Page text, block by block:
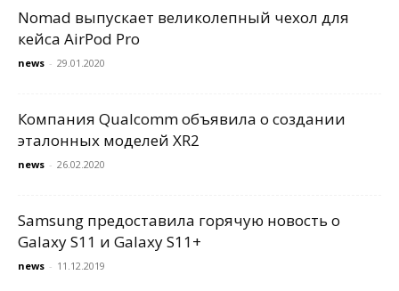
Nomad выпускает великолепный чехол для
кейса AirPod Pro
news - 29.01.2020
Компания Qualcomm объявила о создании
эталонных моделей XR2
news - 26.02.2020
Samsung предоставила горячую новость о
Galaxy S11 и Galaxy S11+
news - 11.12.2019